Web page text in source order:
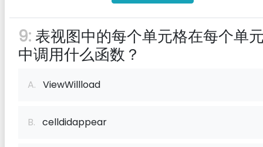
9: 表视图中的每个单元格在每个单
中调用什么函数？
A. ViewWillload
B. celldidappear